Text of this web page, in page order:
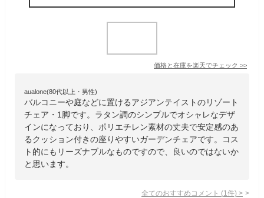
価格と在庫を楽天でチェック >>
aualone(80代以上・男性)
バルコニーや庭などに置けるアジアンテイストのリゾート
チェア・1脚です。ラタン調のシンプルでオシャレなデザ
インになっており、ポリエチレン素材の丈夫で安定感のあ
るクッション付きの座りやすいガーデンチェアです。コス
ト的にもリーズナブルなものですので、良いのではないか
と思います。
全てのおすすめコメント (1 件) >